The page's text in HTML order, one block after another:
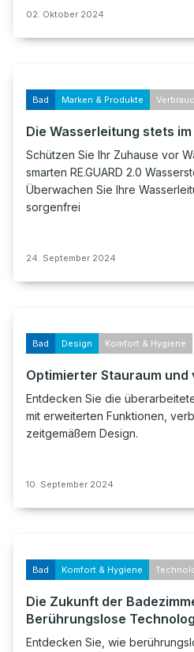
02. Oktober 2024
Bad Marken & Produkte
Die Wasserleitung stets
Schützen Sie Ihr Zuhause vor
smarten RE.GUARD 2.0
Überwachen Sie Ihre
sorgenfrei
24. September 2024
Bad Design Komfort & Hygiene
Optimierter Stauraum und
Entdecken Sie die
mit erweiterten Funktionen,
zeitgemäßem Design.
10. September 2024
Bad Komfort & Hygiene
Die Zukunft der
Berührungslose
Entdecken Sie, wie